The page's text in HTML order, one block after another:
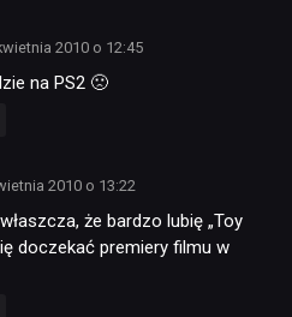
2010 o 12:45
na PS2 🙁
2010 o 13:22
że bardzo lubię „Toy
doczekać premiery filmu w